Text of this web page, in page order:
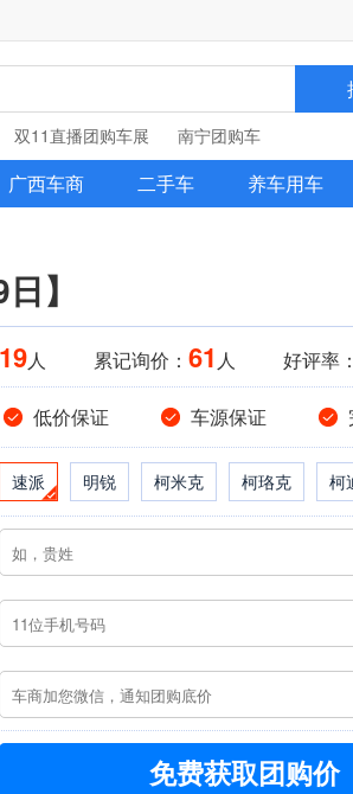
双11直播团购车展 南宁团购车
广西车商 二手车 养车用车
】
19人 累记询价： 61 人 好评率：
低价保证 车源保证
明锐
速派 柯米克 柯珞克 柯
免费获取团购价